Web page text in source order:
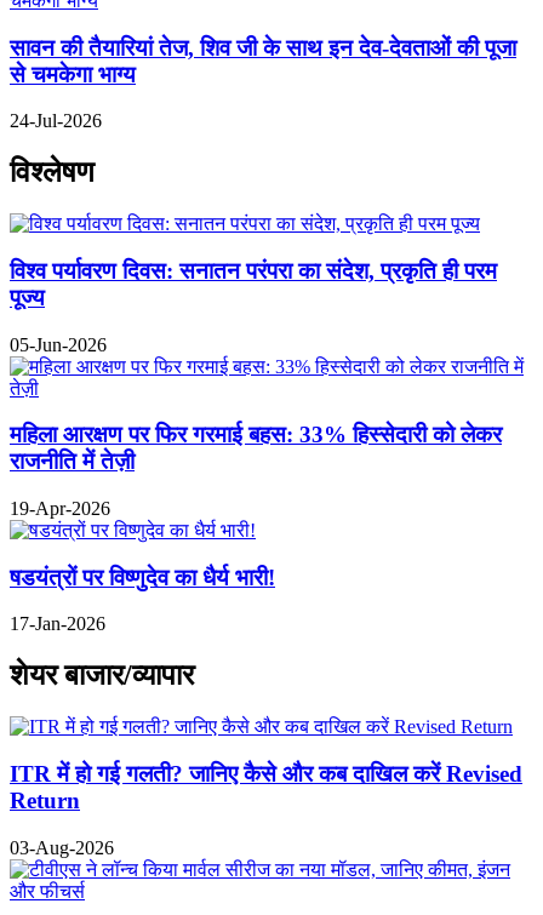
सावन की तैयारियां तेज, शिव जी के साथ इन देव-देवताओं की पूजा
से चमकेगा भाग्य
24-Jul-2026
विश्लेषण
विश्व पर्यावरण दिवस: सनातन परंपरा का संदेश, प्रकृति ही परम
पूज्य
05-Jun-2026
महिला आरक्षण पर फिर गरमाई बहस: 33% हिस्सेदारी को लेकर
राजनीति में तेज़ी
19-Apr-2026
षडयंत्रों पर विष्णुदेव का धैर्य भारी!
17-Jan-2026
शेयर बाजार/व्यापार
ITR में हो गई गलती? जानिए कैसे और कब दाखिल करें Revised
Return
03-Aug-2026